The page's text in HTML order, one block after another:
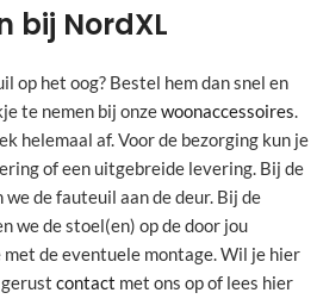
bij NordXL
op het oog? Bestel hem dan snel en
te nemen bij onzewoonaccessoires.
helemaal af. Voor de bezorging kun je
of een uitgebreide levering. Bij de
de fauteuil aan de deur. Bij de
we de stoel(en) op de door jou
de eventuele montage. Wil je hier
contact met ons op of lees hier